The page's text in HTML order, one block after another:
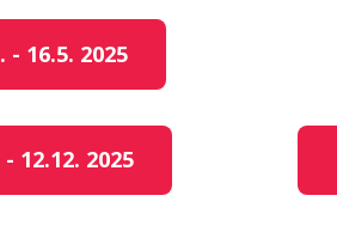
- 16.5. 2025
12.12. 2025